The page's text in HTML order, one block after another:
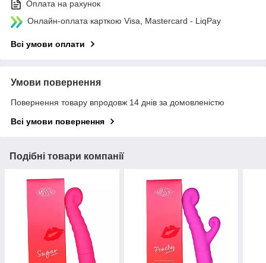
Оплата на рахунок
Онлайн-оплата карткою Visa, Mastercard - LiqPay
Всі умови оплати
Умови повернення
Повернення товару впродовж 14 днів за домовленістю
Всі умови повернення
Подібні товари компанії